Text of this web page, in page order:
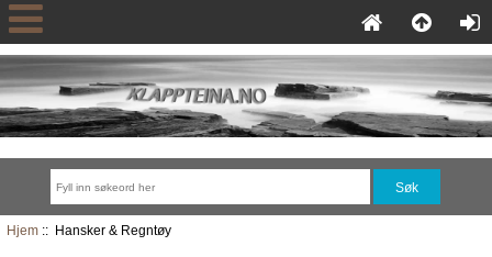
Hjem:: Hansker & Regntøy